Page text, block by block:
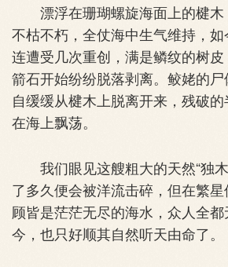
漂浮在珊瑚螺旋海面上的楗木
不枯不朽，全仗海中生气维持，
连遭受几次重创，满是鳞纹的树
箭石开始纷纷脱落剥离。鲛姥的
自缓缓从楗木上脱离开来，残破
在海上飘荡。
我们眼见这艘粗大的天然“独木
了多久便会被洋流击碎，但在繁
顾皆是茫茫无尽的海水，众人全
今，也只好顺其自然听天由命了。